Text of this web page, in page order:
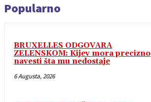
Popularno
BRUXELLES ODGOVARA
ZELENSKOM: Kijev mora precizno
navesti šta mu nedostaje
6 Augusta, 2026